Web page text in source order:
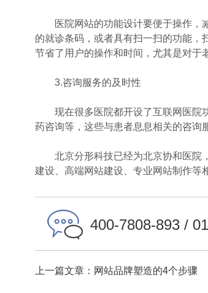
医院网站的功能设计要便于操作，减
的就诊条码，或者具有扫一扫的功能，
节省了用户的操作和时间，尤其是对于
3.咨询服务的及时性
现在很多医院都开设了互联网医院功
药咨询等，这些与患者息息相关的咨询
北京分形科技已经为北京协和医院，
建设、高端网站建设、专业网站制作等
400-7808-893 /
上一篇文章：网站品牌塑造的4个步骤